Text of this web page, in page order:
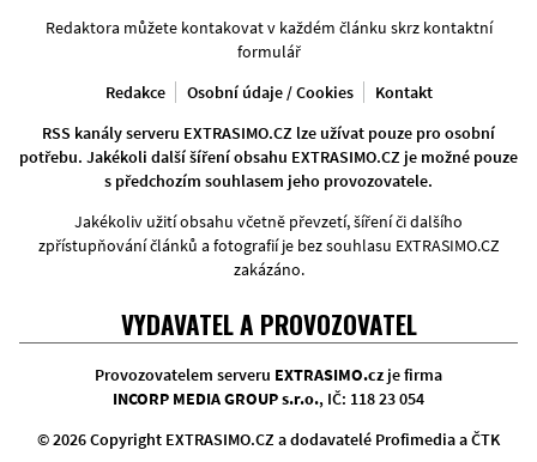
Redaktora můžete kontakovat v každém článku skrz kontaktní
formulář
Redakce
Osobní údaje / Cookies
Kontakt
RSS kanály serveru EXTRASIMO.CZ lze užívat pouze pro osobní
potřebu. Jakékoli další šíření obsahu EXTRASIMO.CZ je možné pouze
s předchozím souhlasem jeho provozovatele.
Jakékoliv užití obsahu včetně převzetí, šíření či dalšího
zpřístupňování článků a fotografií je bez souhlasu EXTRASIMO.CZ
zakázáno.
VYDAVATEL A PROVOZOVATEL
Provozovatelem serveru EXTRASIMO.czje firma
INCORP MEDIA GROUP s.r.o., IČ: 118 23 054
© 2026 Copyright EXTRASIMO.CZ a dodavatelé Profimedia a ČTK